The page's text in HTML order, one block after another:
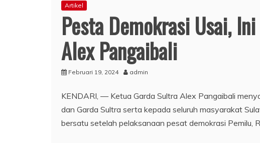
Artikel
Pesta Demokrasi Usai,
Alex Pangaibali
Februari 19, 2024 admin
KENDARI, — Ketua Garda Sultra Alex Pangaibali
dan Garda Sultra serta kepada seluruh masyarakat
bersatu setelah pelaksanaan pesat demokrasi Pemilu,